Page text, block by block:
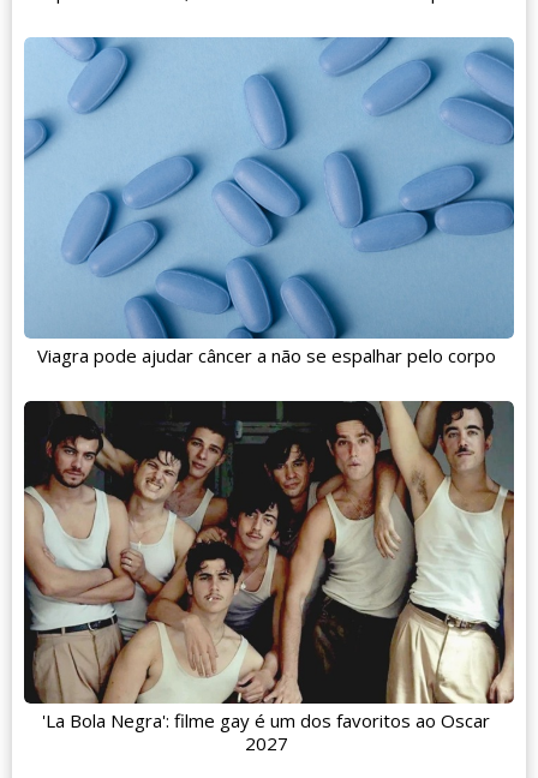
Viagra pode ajudar câncer a não se espalhar pelo corpo
'La Bola Negra': filme gay é um dos favoritos ao Oscar
2027